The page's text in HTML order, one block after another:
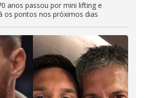
anos passou por mini lifting e
os pontos nos próximos dias